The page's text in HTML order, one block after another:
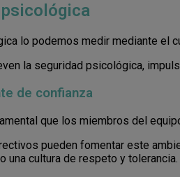
lo podemos medir mediante el
la seguridad psicológica,
de confianza
que los miembros del
pueden fomentar este
una cultura de respeto y tolerancia.